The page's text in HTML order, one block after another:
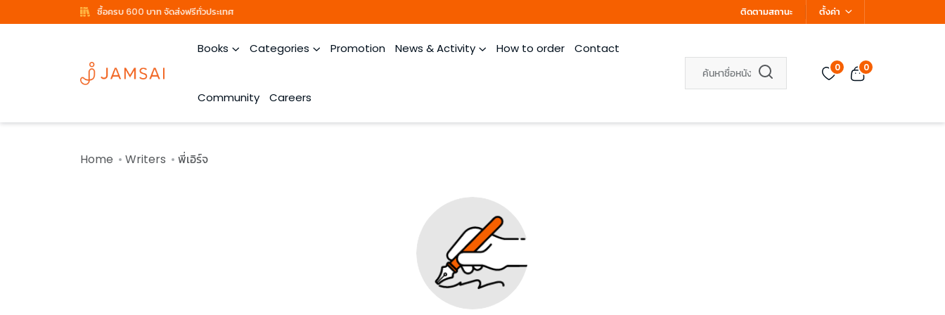
ซื้อครบ 600 บาท จัดส่งฟรีทั่วประเทศ ติดตามสถานะ ตั้งค่า
Books Categories Promotion News & Activity How to order Contact
Community Careers
0 0
Home Writers พี่เอิร์จ